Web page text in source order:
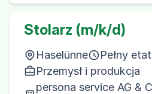
Stolarz (m/k/d)
Haselünne
Pełny etat
Przemysł i produkcja
persona service AG &